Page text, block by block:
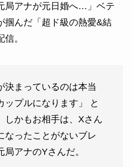
局アナが元日婚へ…」ベテ
掴んだ「超ド級の熱愛&結
。
決まっているのは本当
ップルになります」 と
しかもお相手は、Xさん
なったことがないブレ
局アナのYさんだ。